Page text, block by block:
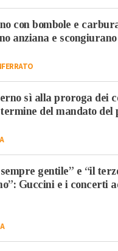
con bombole e
anziana e
sì alla proroga dei
del mandato del
gentile” e “il
Guccini e i concerti